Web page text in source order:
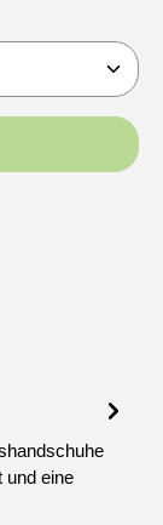
Wert ein
und eine